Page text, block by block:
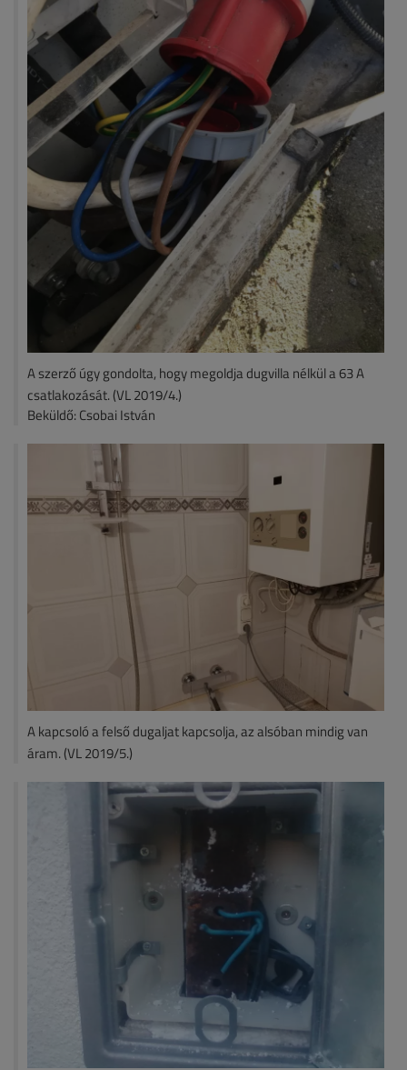
A szerző úgy gondolta, hogy megoldja dugvilla nélkül a 63 A
csatlakozását. (VL 2019/4.)
Beküldő: Csobai István
A kapcsoló a felső dugaljat kapcsolja, az alsóban mindig van
áram. (VL 2019/5.)